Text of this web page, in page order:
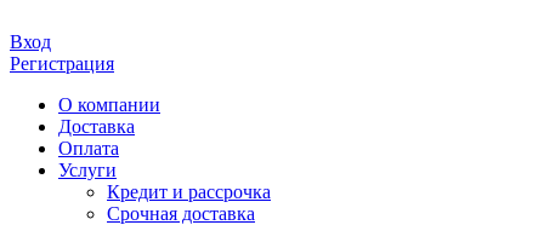
Вход
Регистрация
О компании
Доставка
Оплата
Услуги
Кредит и рассрочка
Срочная доставка